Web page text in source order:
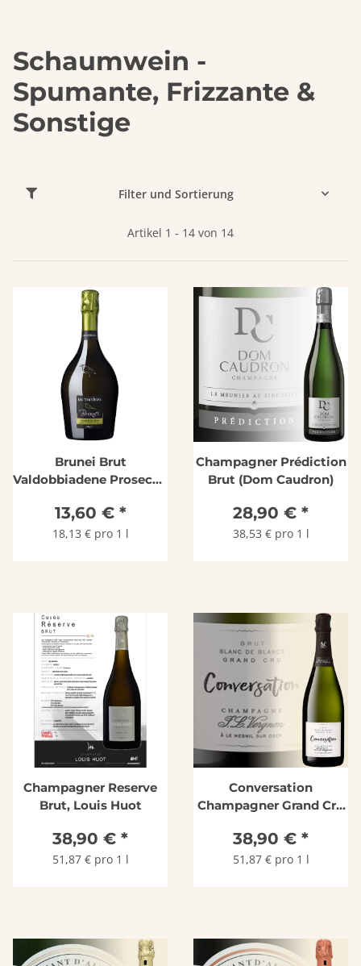
Schaumwein -
Spumante, Frizzante &
Sonstige
Filter und Sortierung
Artikel 1 - 14 von 14
Brunei Brut
Valdobbiadene Prosecco
La Tordera
13,60 € *
18,13 € pro 1 l
Champagner Prédiction
Brut (Dom Caudron)
28,90 € *
38,53 € pro 1 l
Champagner Reserve
Brut, Louis Huot
38,90 € *
51,87 € pro 1 l
Conversation
Champagner Grand Cru
38,90 € *
51,87 € pro 1 l